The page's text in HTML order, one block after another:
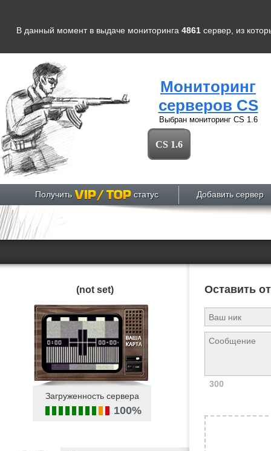
В данный момент в выдаче мониторинга 4861 сервер, из
Мониторинг
серверов CS
Выбран мониторинг CS 1.6
CS 1.6
Получить статус Добавить сервер
(not set)
Загруженность сервера
100%
Оставить
300